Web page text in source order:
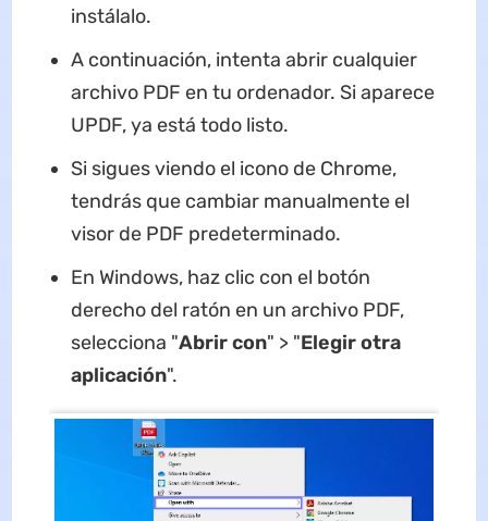
instálalo.
A continuación, intenta abrir cualquier
archivo PDF en tu ordenador. Si aparece
UPDF, ya está todo listo.
Si sigues viendo el icono de Chrome,
tendrás que cambiar manualmente el
visor de PDF predeterminado.
En Windows, haz clic con el botón
derecho del ratón en un archivo PDF,
selecciona "Abrir con" > "Elegir otra
aplicación".